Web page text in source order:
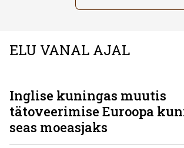
ELU VANAL AJAL
Inglise kuningas muutis
tätoveerimise Euroopa
seas moeasjaks